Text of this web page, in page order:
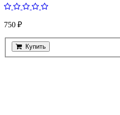
750 ₽
Купить